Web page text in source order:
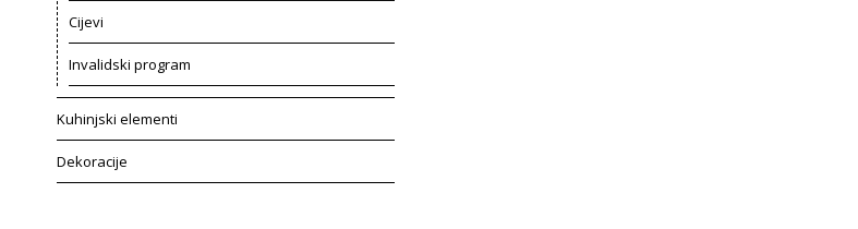
Cijevi
Invalidski program
Kuhinjski elementi
Dekoracije